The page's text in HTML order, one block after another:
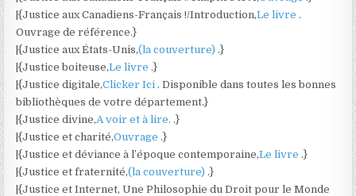
|{Justice aux Canadiens-Français !/Introduction,Le livre .
Ouvrage de référence.}
|{Justice aux États-Unis,(la couverture) .}
|{Justice boiteuse,Le livre .}
|{Justice digitale,Clicker Ici . Disponible dans toutes les bonnes
bibliothèques de votre département.}
|{Justice divine,A voir et à lire. .}
|{Justice et charité,Ouvrage .}
|{Justice et déviance à l’époque contemporaine,Le livre .}
|{Justice et fraternité,(la couverture) .}
|{Justice et Internet, Une Philosophie du Droit pour le Monde